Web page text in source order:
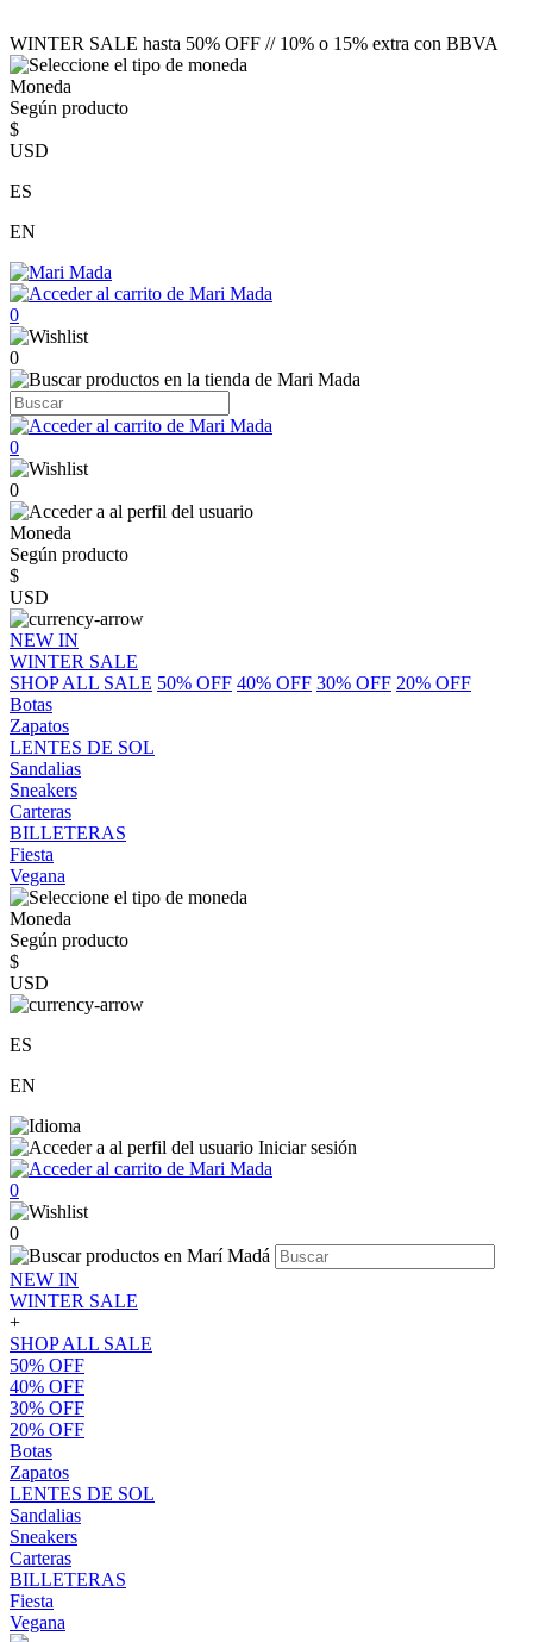
WINTER SALE hasta 50% OFF // 10% o 15% extra con BBVA
Moneda
Según producto
$
USD
ES
EN
0
0
0
0
Moneda
Según producto
$
USD
NEW IN
WINTER SALE
SHOP ALL SALE 50% OFF 40% OFF 30% OFF 20% OFF
Botas
Zapatos
LENTES DE SOL
Sandalias
Sneakers
Carteras
BILLETERAS
Fiesta
Vegana
Moneda
Según producto
$
USD
ES
EN
Iniciar sesión
0
0
NEW IN
WINTER SALE
+
SHOP ALL SALE
50% OFF
40% OFF
30% OFF
20% OFF
Botas
Zapatos
LENTES DE SOL
Sandalias
Sneakers
Carteras
BILLETERAS
Fiesta
Vegana